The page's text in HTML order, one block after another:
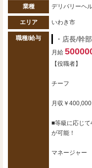
業種 デリバリーヘ
エリア いわき市
職種/給与 ・店長/幹
月給
【役職者】
チーフ
月収￥
■等級に応じ
が可能！
マネージャー